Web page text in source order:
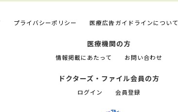
プライバシーポリシー 医療広告ガイドラインについて
医療機関の方
情報掲載にあたって お問い合わせ
ドクターズ・ファイル会員の方
ログイン 会員登録